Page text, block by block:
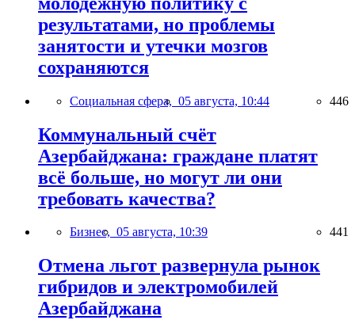
результатами, но проблемы
занятости и утечки мозгов
сохраняются
Социальная сфера, 05 августа, 10:44 446
Коммунальный счёт
Азербайджана: граждане платят
всё больше, но могут ли они
требовать качества?
Бизнес, 05 августа, 10:39 441
Отмена льгот развернула рынок
гибридов и электромобилей
Азербайджана